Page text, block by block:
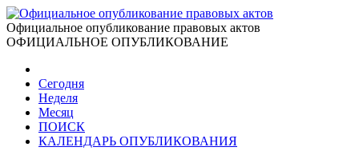
Официальное опубликование правовых актов
ОФИЦИАЛЬНОЕ ОПУБЛИКОВАНИЕ
Сегодня
Неделя
Месяц
ПОИСК
КАЛЕНДАРЬ ОПУБЛИКОВАНИЯ